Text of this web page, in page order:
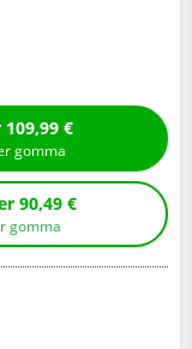
montaggio per 109,99 €
gomma
senza montaggio per 90,49 €
gomma